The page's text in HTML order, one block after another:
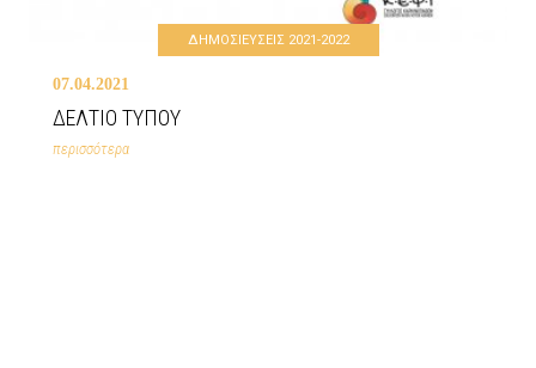
ΔΗΜΟΣΙΕΥΣΕΙΣ 2021-2022
07.04.2021
ΔΕΛΤΙΟ ΤΥΠΟΥ
περισσότερα